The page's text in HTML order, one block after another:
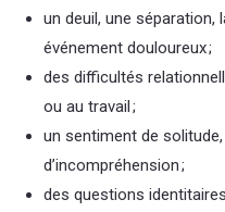
un deuil, une séparation,
événement douloureux ;
des difficultés
ou au travail ;
un sentiment de
d’incompréhension ;
des questions